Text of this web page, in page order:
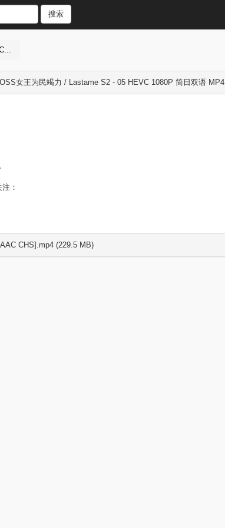
搜索
女王为民竭力 / Lastame S2 - 05 HEVC 1080P 简日双语 MP4
：
CHS].mp4 (229.5 MB)